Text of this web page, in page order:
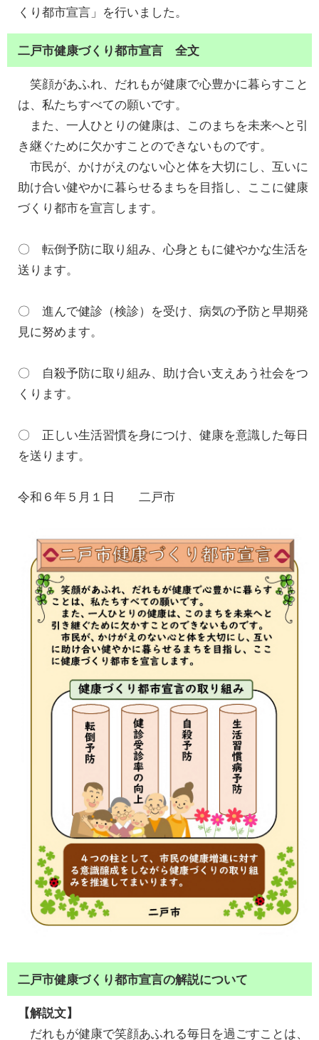
くり都市宣言」を行いました。
二戸市健康づくり都市宣言 全文
笑顔があふれ、だれもが健康で心豊かに暮らすこと
は、私たちすべての願いです。
また、一人ひとりの健康は、このまちを未来へと引
き継ぐために欠かすことのできないものです。
市民が、かけがえのない心と体を大切にし、互いに
助け合い健やかに暮らせるまちを目指し、ここに健康
づくり都市を宣言します。
〇 転倒予防に取り組み、心身ともに健やかな生活を
送ります。
〇 進んで健診（検診）を受け、病気の予防と早期発
見に努めます。
〇 自殺予防に取り組み、助け合い支えあう社会をつ
くります。
〇 正しい生活習慣を身につけ、健康を意識した毎日
を送ります。
令和６年５月１日 二戸市
二戸市健康づくり都市宣言の解説について
【解説文】
だれもが健康で笑顔あふれる毎日を過ごすことは、